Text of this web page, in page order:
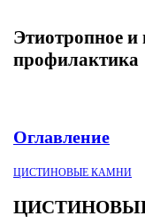
Этиотропное и
профилактика
Оглавление
ЦИСТИНОВЫЕ КАМНИ